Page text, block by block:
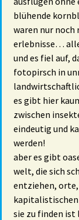
blühende
waren nur
erlebnisse…
und es fiel auf,
fotopirsch in
es gibt hier
zwischen
eindeutig und
werden!
aber es gibt
welt, die sich
entziehen, orte,
kapitalistischen
sie zu finden